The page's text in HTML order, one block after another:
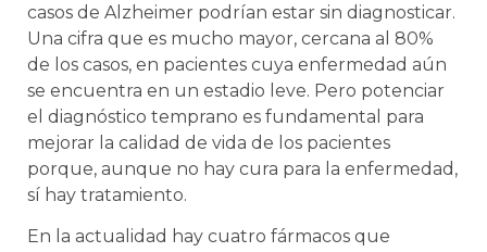
casos de Alzheimer podrían estar sin diagnosticar.
Una cifra que es mucho mayor, cercana al 80%
de los casos, en pacientes cuya enfermedad aún
se encuentra en un estadio leve. Pero potenciar
el diagnóstico temprano es fundamental para
mejorar la calidad de vida de los pacientes
porque, aunque no hay cura para la enfermedad,
sí hay tratamiento.
En la actualidad hay cuatro fármacos que